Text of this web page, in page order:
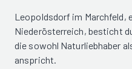
Leopoldsdorf im Marchfeld,
Niederösterreich, besticht
die sowohl Naturliebhaber
anspricht.